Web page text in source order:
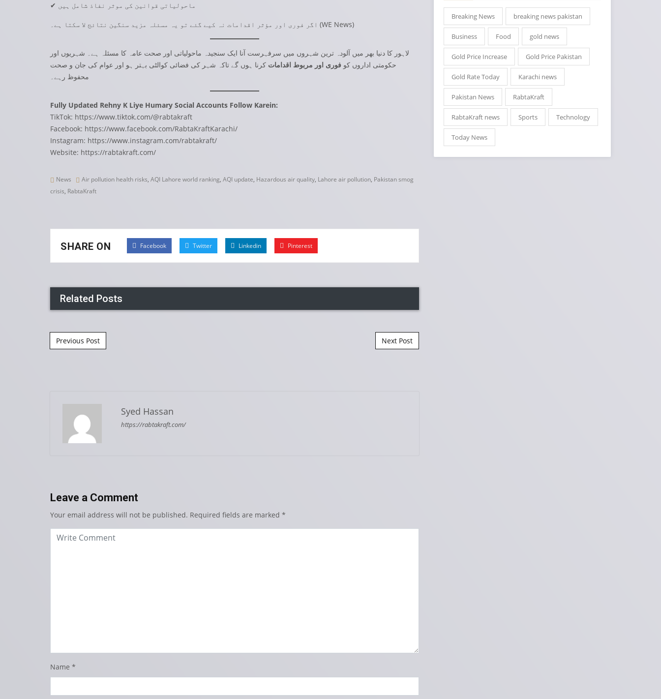
✔ ماحولیاتی قوانین کی موثر نفاذ شامل ہیں
اگر فوری اور مؤثر اقدامات نہ کیے گئے تو یہ مسئلہ مزید سنگین نتائج لا سکتا ہے۔ (WE News)
لاہور کا دنیا بھر میں آلودہ ترین شہروں میں سرفہرست آنا ایک سنجیدہ ماحولیاتی اور صحت عامہ کا مسئلہ ہے۔ شہریوں اور
حکومتی اداروں کو فوری اور مربوط اقدامات کرنا ہوں گے تاکہ شہر کی فضائی کوالٹی بہتر ہو اور عوام کی جان و صحت
محفوظ رہے۔
Fully Updated Rehny K Liye Humary Social Accounts Follow Karein:
TikTok: https://www.tiktok.com/@rabtakraft
Facebook: https://www.facebook.com/RabtaKraftKarachi/
Instagram: https://www.instagram.com/rabtakraft/
Website: https://rabtakraft.com/
News Air pollution health risks, AQI Lahore world ranking, AQI update, Hazardous air quality, Lahore air pollution, Pakistan smog
crisis, RabtaKraft
SHARE ON Facebook Twitter Linkedin Pinterest
Related Posts
Post navigation
Previous Post Next Post
Syed Hassan
https://rabtakraft.com/
Leave a Comment
Your email address will not be published. Required fields are marked *
Name *
Breaking News breaking news pakistan
Business Food gold news
Gold Price Increase Gold Price Pakistan
Gold Rate Today Karachi news
Pakistan News RabtaKraft
RabtaKraft news Sports Technology
Today News